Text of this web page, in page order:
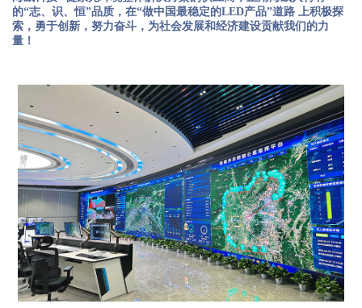
的“志、识、恒”品质，在“做中国最稳定的LED产品”道路 上积极探
索，勇于创新，努力奋斗，为社会发展和经济建设贡献我们的力
量！